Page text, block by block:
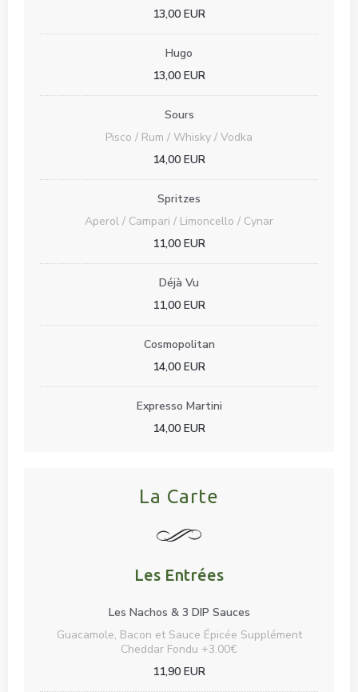
13,00 EUR
Hugo
13,00 EUR
Sours
Pisco / Rum / Whisky / Vodka
14,00 EUR
Spritzes
Aperol / Campari / Limoncello / Cynar
11,00 EUR
Déjà Vu
11,00 EUR
Cosmopolitan
14,00 EUR
Expresso Martini
14,00 EUR
La Carte
Les Entrées
Les Nachos & 3 DIP Sauces
Guacamole, Bacon et Sauce Épicée Supplément
Cheddar Fondu +3.00€
11,90 EUR